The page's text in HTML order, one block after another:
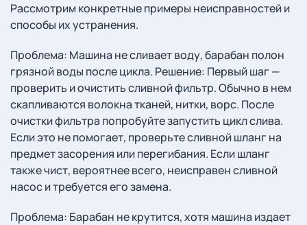
Рассмотрим конкретные примеры неисправностей и
способы их устранения.
Проблема: Машина не сливает воду, барабан полон
грязной воды после цикла. Решение: Первый шаг —
проверить и очистить сливной фильтр. Обычно в нем
скапливаются волокна тканей, нитки, ворс. После
очистки фильтра попробуйте запустить цикл слива.
Если это не помогает, проверьте сливной шланг на
предмет засорения или перегибания. Если шланг
также чист, вероятнее всего, неисправен сливной
насос и требуется его замена.
Проблема: Барабан не крутится, хотя машина издает